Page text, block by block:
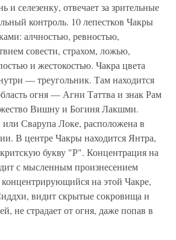
и селезенку, отвечает за зрительные
контроль. 10 лепестков Чакры
алчностью, ревностью,
совести, страхом, ложью,
и жестокостью. Чакра цвета
— треугольник. Там находится
огня — Агни Таттва и знак Рам
Вишну и Богиня Лакшми.
или Сварупа Локе, расположена в
В центре Чакры находится Янтра,
букву "Р". Концентрация на
с мысленным произнесением
на этой Чакре,
видит скрытые сокровища и
не страдает от огня, даже попав в